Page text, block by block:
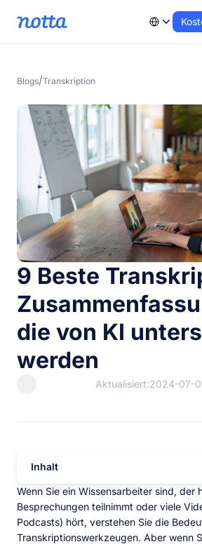
Blogs/Transkription
9 Beste
die von KI
werden
Aktualisiert:2024-07-
Inhalt
Wenn Sie ein Wissensarbeiter sind, der
Besprechungen teilnimmt oder viele
Podcasts) hört, verstehen Sie die
Transkriptionswerkzeugen. Aber wenn